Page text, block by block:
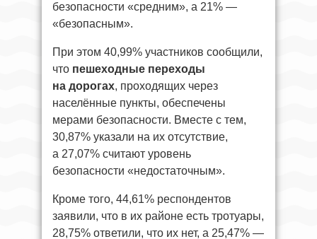
безопасности «средним», а 21% —
«безопасным».
При этом 40,99% участников сообщили,
что пешеходные переходы
на дорогах, проходящих через
населённые пункты, обеспечены
мерами безопасности. Вместе с тем,
30,87% указали на их отсутствие,
а 27,07% считают уровень
безопасности «недостаточным».
Кроме того, 44,61% респондентов
заявили, что в их районе есть тротуары,
28,75% ответили, что их нет, а 25,47% —